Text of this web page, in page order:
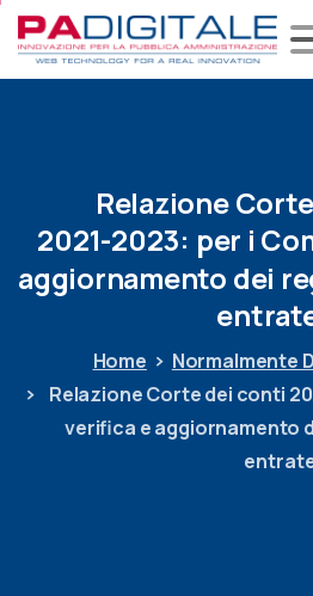
RelazioneCorte
2021-2023: per i
aggiornamento dei
Home
Normalmente
Relazione Corte dei conti
verifica e aggiornamento